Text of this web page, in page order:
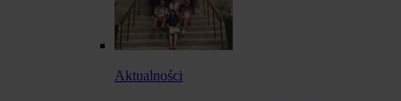
Aktualności